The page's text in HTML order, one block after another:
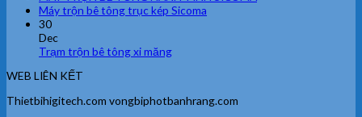
Máy trộn bê tông trục kép Sicoma
30
Dec
Trạm trộn bê tông xi măng
WEB LIÊN KẾT
Thietbihigitech.com vongbiphotbanhrang.com